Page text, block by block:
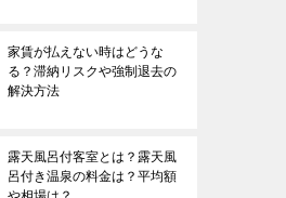
家賃が払えない時はどうな
る？滞納リスクや強制退去の
解決方法
露天風呂付客室とは？露天風
呂付き温泉の料金は？平均額